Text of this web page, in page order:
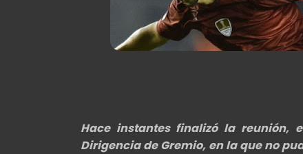
Hace instantes finalizó la reunión,
Dirigencia de Gremio, en la que no